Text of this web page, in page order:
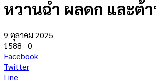
หวานฉ่ำ ผลดก และต้า
9 ตุลาคม 2025
1588
0
Facebook
Twitter
Line